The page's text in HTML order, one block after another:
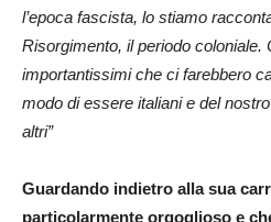
l’epoca fascista, lo stiamo
Risorgimento, il periodo coloniale.
importantissimi che ci farebbero
modo di essere italiani e del
altri”
Guardando indietro alla sua
particolarmente orgoglioso e